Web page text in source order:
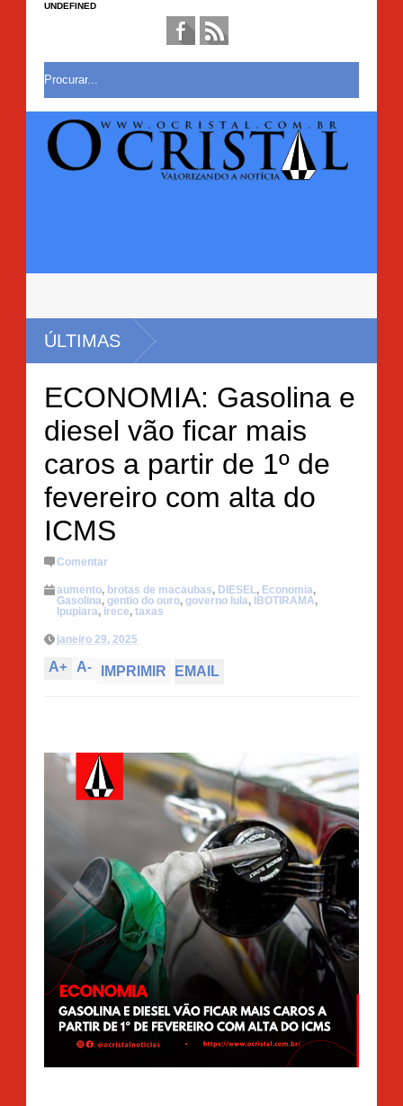
UNDEFINED
ÚLTIMAS
ECONOMIA: Gasolina e
diesel vão ficar mais
caros a partir de 1º de
fevereiro com alta do
ICMS
Comentar
aumento, brotas de macaubas, DIESEL , Economia,
Gasolina, gentio do ouro, governo lula, IBOTIRAMA,
Ipupiara, irece, taxas
janeiro 29, 2025
A+ A- IMPRIMIR EMAIL